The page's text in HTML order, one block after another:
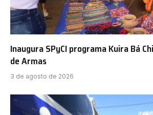
Inaugura SPyCI programa Kuira Bá
de Armas
3 de agosto de 2026